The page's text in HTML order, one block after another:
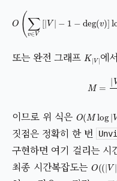
또는 완전 그래프 에
|
이므로 위 식은 O(Mlog |
짓점은 정확히 한 번
구현하면 여기 걸리는 시
최종 시간복잡도는O ((|V|